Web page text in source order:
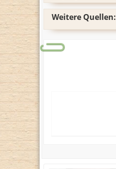
Weitere Quellen: